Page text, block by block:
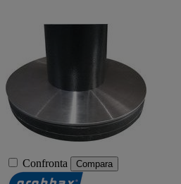
Confronta Compara